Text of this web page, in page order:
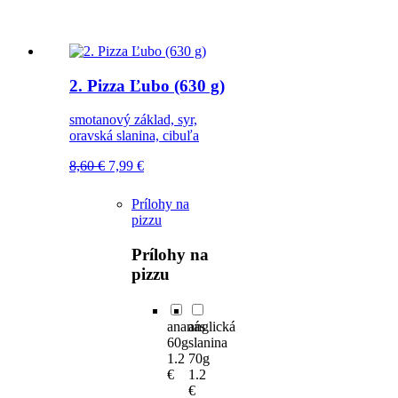
2. Pizza Ľubo (630 g)
smotanový základ, syr,
oravská slanina, cibuľa
8,60€ Pôvodná
bola:
8,60 €.
7,99 €Aktuálna
je:
7,99 €.
Prílohy na
pizzu
Prílohy na
pizzu
ananás
60g
1.2
€
anglická
slanina
70g
1.2
€